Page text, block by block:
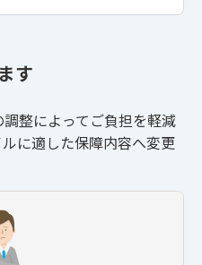
す
整によってご負担を軽減
に適した保障内容へ変更